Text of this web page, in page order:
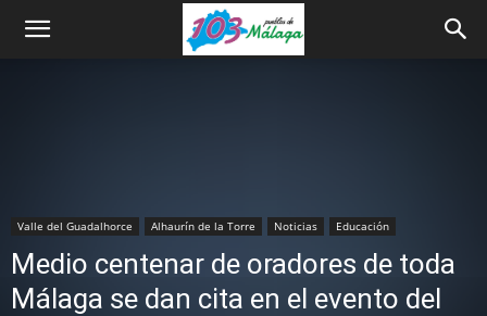
Valle del Guadalhorce Alhaurín de la Torre Noticias Educación
Medio centenar de oradores de toda
Málaga se dan cita en el evento del